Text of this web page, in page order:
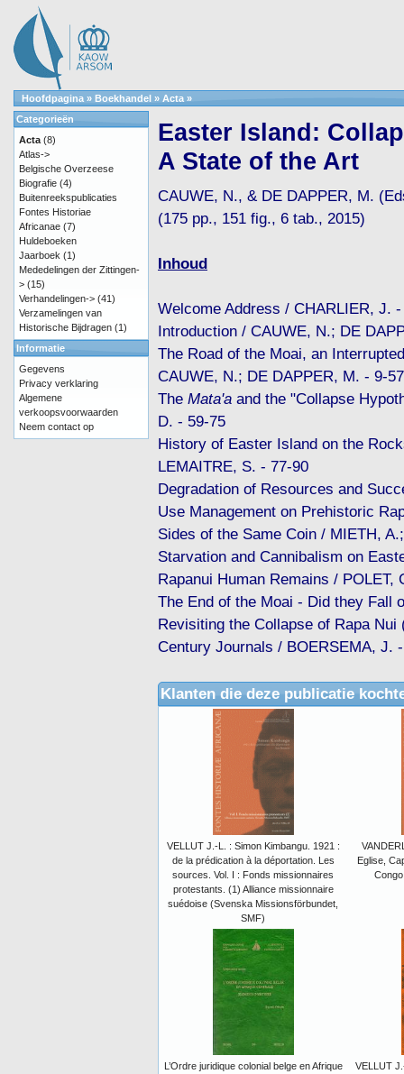
Hoofdpagina » Boekhandel » Acta »
Easter Island:
A State of the Art
CAUWE, N., & DE DAPPER, M.
(175 pp., 151 fig., 6 tab., 2015)
Inhoud
Welcome Address / CHARLIER, J.
Introduction / CAUWE, N.; DE
The Road of the Moai, an
CAUWE, N.; DE DAPPER, M. - 9-57
The Mata'a and the "Collapse
D. - 59-75
History of Easter Island on the
LEMAITRE, S. - 77-90
Degradation of Resources and
Use Management on Prehistoric
Sides of the Same Coin / MIETH,
Starvation and Cannibalism on
Rapanui Human Remains / POLET,
The End of the Moai - Did they Fall
Revisiting the Collapse of Rapa
Century Journals / BOERSEMA, J.
Klanten die deze publicatie
VELLUT J.-L. : Simon Kimbangu. 1921 :
de la prédication à la déportation. Les
sources. Vol. I : Fonds missionnaires
protestants. (1) Alliance missionnaire
suédoise (Svenska Missionsförbundet,
SMF)
Eglise,
L’Ordre juridique colonial belge en Afrique
VELLUT
Categorieën
Acta (8)
Atlas->
Belgische Overzeese
Biografie (4)
Buitenreekspublicaties
Fontes Historiae
Africanae (7)
Huldeboeken
Jaarboek (1)
Mededelingen der Zittingen-
> (15)
Verhandelingen-> (41)
Verzamelingen van
Historische Bijdragen (1)
Informatie
Gegevens
Privacy verklaring
Algemene
verkoopsvoorwaarden
Neem contact op